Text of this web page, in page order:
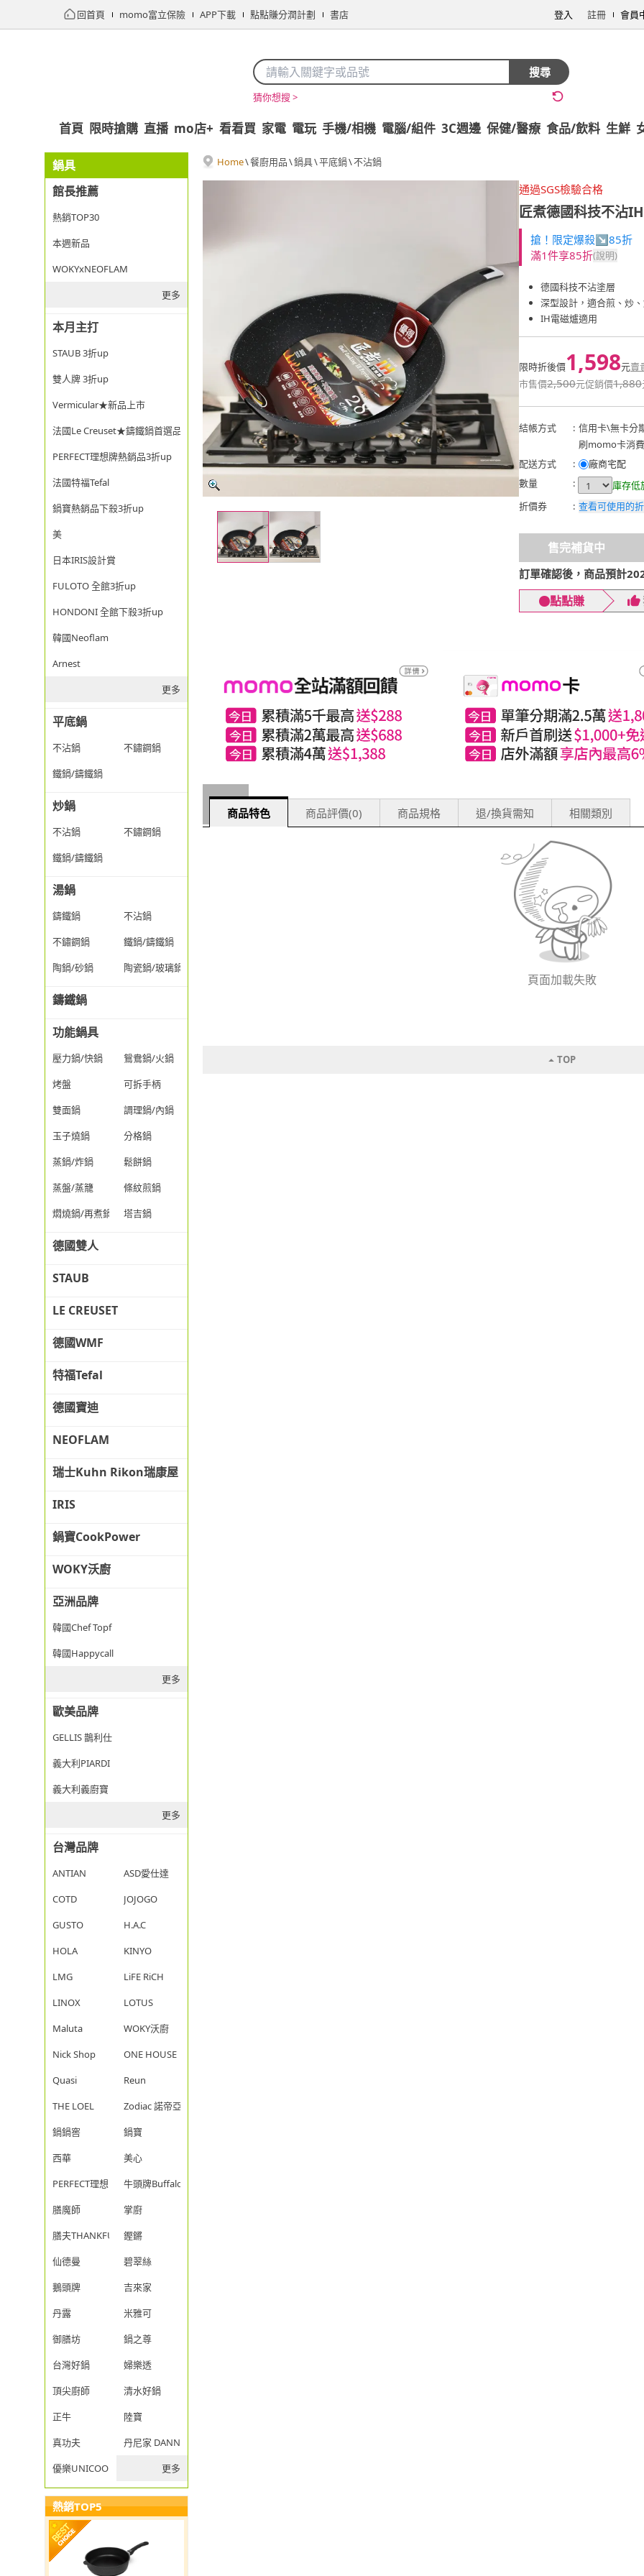
回首頁 momo富立保險 APP下載 點點賺分潤計劃 書店 登入 註冊 會員
搜尋
猜你想搜 >
首頁 限時搶購 直播 mo店+ 看看買 家電 電玩 手機/相機 電腦/組件 3C週邊 保健/醫療 食品/飲料 生鮮
鍋具
館長推薦
熱銷TOP30
本週新品
WOKYxNEOFLAM
更多
本月主打
STAUB 3折up
雙人牌 3折up
Vermicular★新品上市
法國Le Creuset★鑄鐵鍋首選品牌
PERFECT理想牌熱銷品3折up
法國特福Tefal
鍋寶熱銷品下殺3折up
美
日本IRIS設計賞
FULOTO 全館3折up
HONDONI 全館下殺3折up
韓國Neoflam
Arnest
更多
平底鍋
不沾鍋
不鏽鋼鍋
鐵鍋/鑄鐵鍋
炒鍋
不沾鍋
不鏽鋼鍋
鐵鍋/鑄鐵鍋
湯鍋
鑄鐵鍋
不沾鍋
不鏽鋼鍋
鐵鍋/鑄鐵鍋
陶鍋/砂鍋
陶瓷鍋/玻璃鍋/透明鍋
鑄鐵鍋
功能鍋具
壓力鍋/快鍋
鴛鴦鍋/火鍋
烤盤
可拆手柄
雙面鍋
調理鍋/內鍋
玉子燒鍋
分格鍋
蒸鍋/炸鍋
鬆餅鍋
蒸盤/蒸籠
條紋煎鍋
燜燒鍋/再煮鍋
塔吉鍋
德國雙人
STAUB
LE CREUSET
德國WMF
特福Tefal
德國寶迪
NEOFLAM
瑞士Kuhn Rikon瑞康屋
IRIS
鍋寶CookPower
WOKY沃廚
亞洲品牌
韓國Chef Topf
韓國Happycall
更多
歐美品牌
GELLIS 鵲利仕
義大利PIARDI
義大利義廚寶
更多
台灣品牌
ANTIAN
ASD愛仕達
COTD
JOJOGO
GUSTO
H.A.C
HOLA
KINYO
LMG
LiFE RiCH
LINOX
LOTUS
Maluta
WOKY沃廚
Nick Shop
ONE HOUSE
Quasi
Reun
THE LOEL
Zodiac 諾帝亞
鍋鍋窖
鍋寶
西華
美心
PERFECT理想
牛頭牌Buffalo
膳魔師
掌廚
膳夫THANKFUL
鏗鏘
仙德曼
碧翠絲
鵝頭牌
吉來家
丹露
米雅可
御膳坊
鍋之尊
台灣好鍋
婦樂透
頂尖廚師
清水好鍋
正牛
陸寶
真功夫
丹尼家 DANNY JIA
優樂UNICOOK
更多
熱銷TOP5
Home\餐廚用品\鍋具\平底鍋\不沾鍋
通過SGS檢驗合格
匠煮德國科技不沾
搶！限定爆殺↘85折
滿1件享85折(說明)
德國科技不沾塗層
深型設計，適合煎、炒
IH電磁爐適用
限時折後價1,598元賣
市售價2,500元促銷價1,880
結帳方式 : 信用卡\無卡分
刷momo卡消
配送方式
:
廠商宅配
數量
: 庫存低
折價券
: 查看可使用的
售完補貨中
訂單確認後，商品預計
點點賺
商品特色 商品評價(0) 商品規格 退/換貨需知 相關類別
頁面加載失敗
TOP